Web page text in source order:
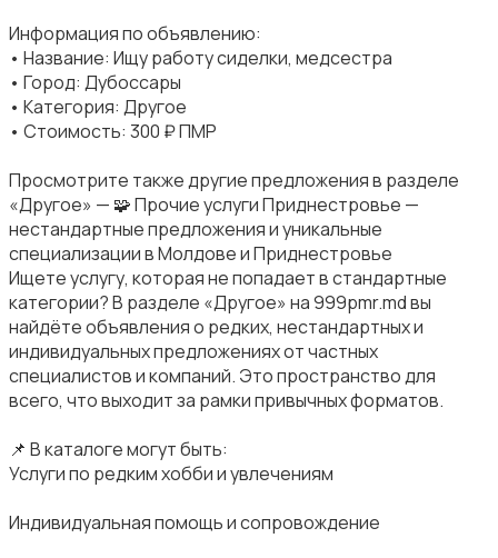
Информация по объявлению:
• Название: Ищу работу сиделки, медсестра
• Город: Дубоссары
• Категория: Другое
• Стоимость: 300 ₽ ПМР
Просмотрите также другие предложения в разделе
«Другое» — 🧩 Прочие услуги Приднестровье —
нестандартные предложения и уникальные
специализации в Молдове и Приднестровье
Ищете услугу, которая не попадает в стандартные
категории? В разделе «Другое» на 999pmr.md вы
найдёте объявления о редких, нестандартных и
индивидуальных предложениях от частных
специалистов и компаний. Это пространство для
всего, что выходит за рамки привычных форматов.
📌 В каталоге могут быть:
Услуги по редким хобби и увлечениям
Индивидуальная помощь и сопровождение